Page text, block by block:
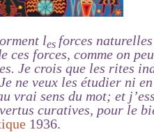
lesforces
ces forces, comme on
Je crois que les rites
ne veux les étudier ni
vrai sens du mot; et
curatives, pour le
1936.